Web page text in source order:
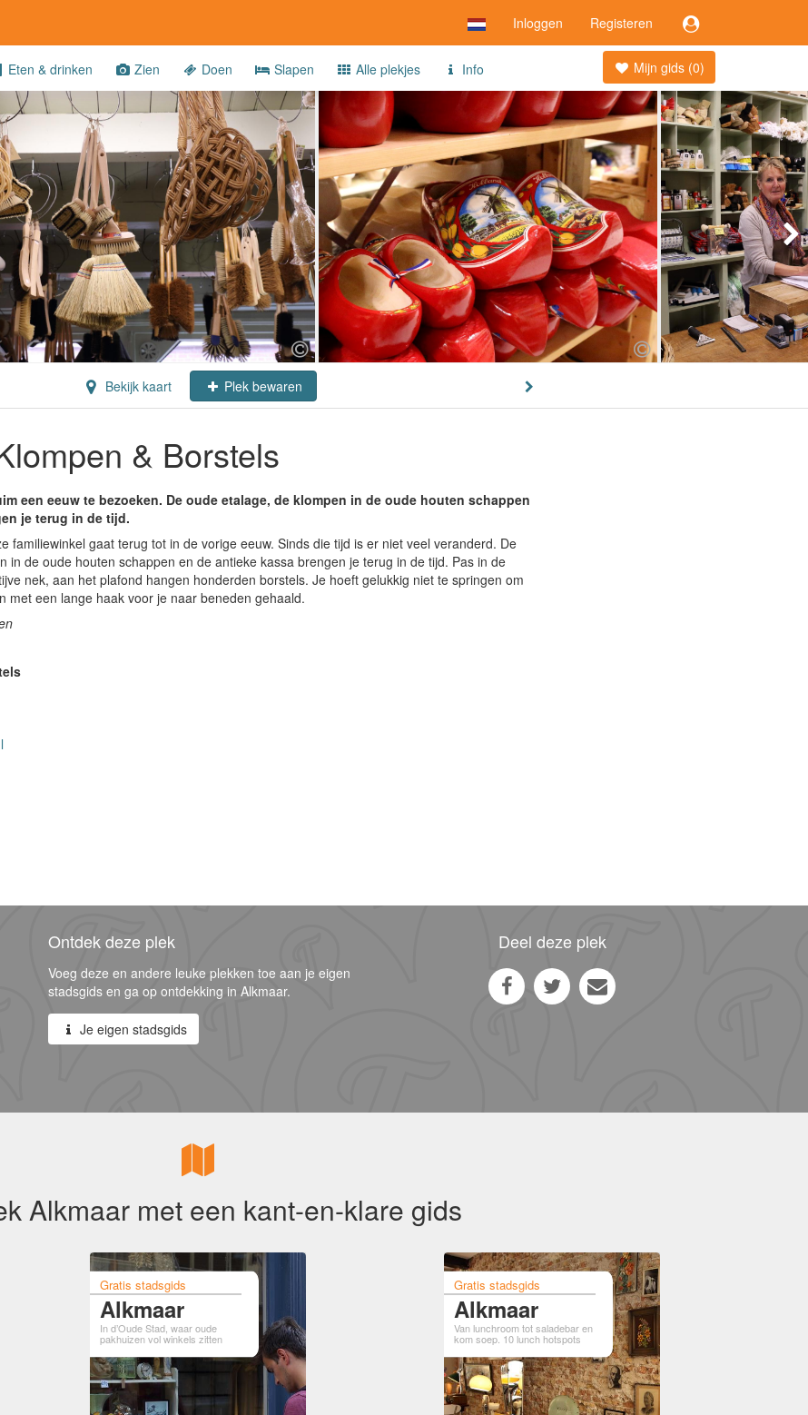
Inloggen Registeren
Mijn gids (0)
Eten & drinken Zien Doen Slapen Alle plekjes Info
Bekijk kaart Plek bewaren
& Borstels
een eeuw te bezoeken. De oude etalage, de klompen in de oude houten schappen
je terug in de tijd.
familiewinkel gaat terug tot in de vorige eeuw. Sinds die tijd is er niet veel veranderd. De
in de oude houten schappen en de antieke kassa brengen je terug in de tijd. Pas in de
nek, aan het plafond hangen honderden borstels. Je hoeft gelukkig niet te springen om
met een lange haak voor je naar beneden gehaald.
Ontdek deze plek
Voeg deze en andere leuke plekken toe aan je eigen
stadsgids en ga op ontdekking in Alkmaar.
Je eigen stadsgids
Deel deze plek
Alkmaar met een kant-en-klare gids
Gratis stadsgids
Alkmaar
In d’Oude Stad, waar oude
pakhuizen vol winkels zitten
Gratis stadsgids
Alkmaar
Van lunchroom tot saladebar en
kom soep. 10 lunch hotspots